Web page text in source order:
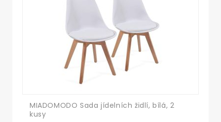
MIADOMODO Sada jídelních židlí, bílá, 2
kusy